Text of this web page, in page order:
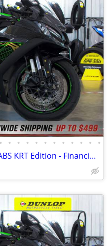
• • • • • • • • • • • •
2020 Kawasaki Ninja ZX-10R ABS KRT Edition - Financing Available!